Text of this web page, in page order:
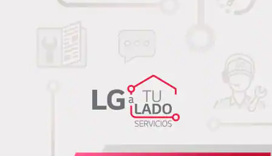
Aviso de finalización del servicio de Spotify 31/03/2026